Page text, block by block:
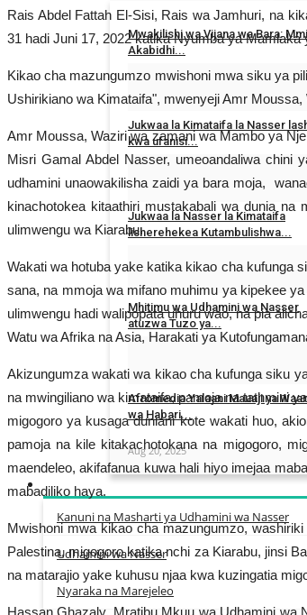
Mwakilishi wa Vijana wa Bara:
Akabidhi...
Jukwaa la Kimataifa la Nasser
kwa ufanisi...
Nov 15, 2025
Jukwaa la Nasser la Kimataifa
lisherehekea Kutambulishwa...
Nov 15, 2025
Mhitimu wa Udhamini wa Nasser
atuzwa Tuzo ya...
Afromedia Yalaani Mauaji ya
wa Habari...
Aug 20, 2025
Kanuni na Masharti ya Udhamini wa Nasser
Udhamini wa Nasser
Nyaraka na Marejeleo
Rais Abdel Fattah El-Sisi, Rais wa Jamhuri, na
31 hadi Juni 17, 2022 katika Nyumba ya
Kikao cha mazungumzo mwishoni mwa siku ya
Ushirikiano wa Kimataifa", mwenyeji Amr
Amr Moussa, Waziri wa zamani wa Mambo ya
Misri Gamal Abdel Nasser, umeoandaliwa chini
udhamini unaowakilisha zaidi ya bara moja,
kinachotokea kitaathiri mustakabali wa dunia
ulimwengu wa Kiarabu.
Wakati wa hotuba yake katika kikao cha kufunga
sana, na mmoja wa mifano muhimu ya kipekee
ulimwengu hadi walipopata uhuru wao, na pia
Watu wa Afrika na Asia, Harakati ya
Akizungumza wakati wa kikao cha kufunga siku
na mwingiliano wa kimataifa, pamoja na tathmini
migogoro ya kusaga duniani kote wakati huo,
pamoja na kile kitakachotokana na migogoro,
maendeleo, akifafanua kuwa hali hiyo imejaa
mabadiliko haya.
Mwishoni mwa kikao cha mazungumzo,
Palestina, migogoro katika nchi za Kiarabu, jinsi
na matarajio yake kuhusu njaa kwa kuzingatia
Hassan Ghazaly, Mratibu Mkuu wa Udhamini wa